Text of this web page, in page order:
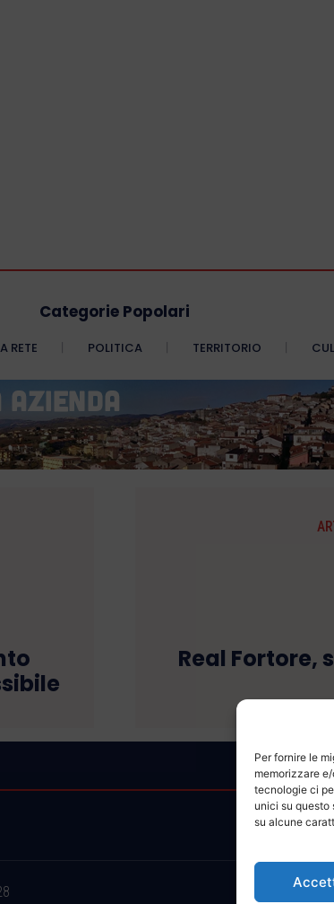
Per fornire le
memorizzare
tecnologie ci
unici su questo
su alcune
Categorie Popolari
RETE POLITICA TERRITORIO
Real Fortore,